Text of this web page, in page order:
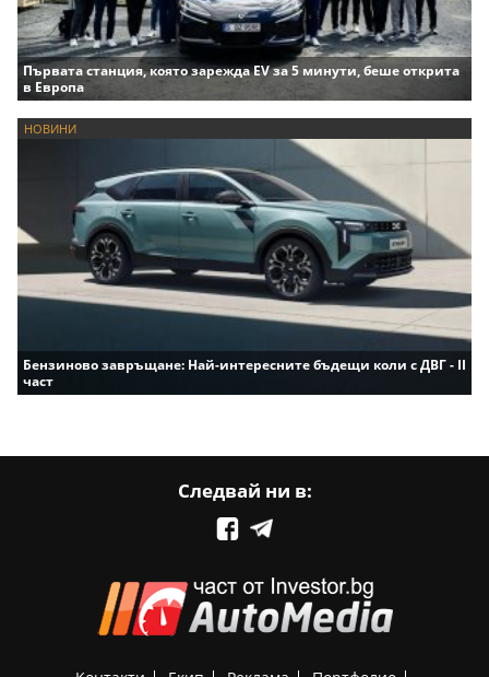
Първата станция, която зарежда EV за 5 минути, беше открита
в Европа
НОВИНИ
Бензиново завръщане: Най-интересните бъдещи коли с ДВГ - II
част
Следвай ни в: